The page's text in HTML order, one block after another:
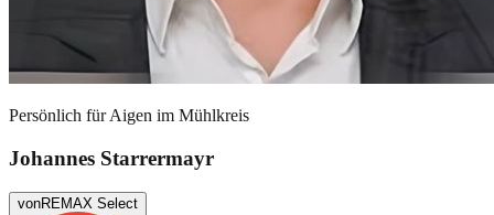
Persönlich fürAigen im Mühlkreis
Johannes Starrermayr
vonREMAX Select